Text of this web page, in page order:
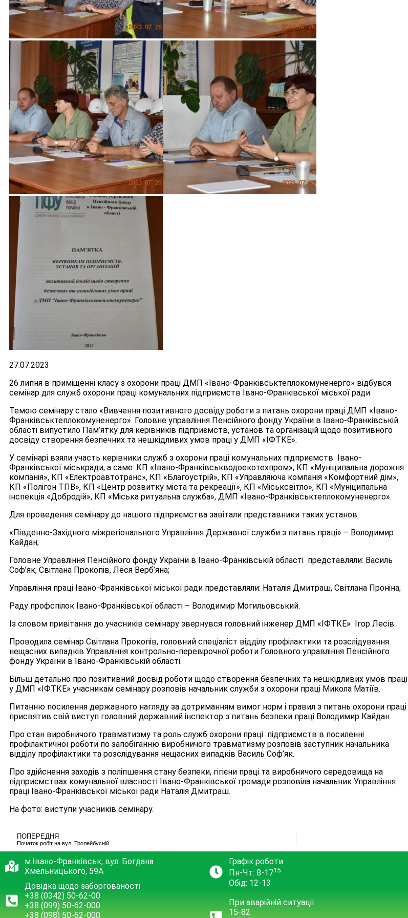
27.07.2023
26 липня в приміщенні класу з охорони праці ДМП «Івано-Франківськтеплокомуненерго» відбувся
семінар для служб охорони праці комунальних підприємств Івано-Франківської міської ради.
Темою семінару стало «Вивчення позитивного досвіду роботи з питань охорони праці ДМП «Івано-
Франківськтеплокомуненерго». Головне управління Пенсійного фонду України в Івано-Франківській
області випустило Пам’ятку для керівників підприємств, установ та організацій щодо позитивного
досвіду створення безпечних та нешкідливих умов праці у ДМП «ІФТКЕ».
У семінарі взяли участь керівники служб з охорони праці комунальних підприємств Івано-
Франківської міськради, а саме: КП «Івано-Франківськводоекотехпром», КП «Муніципальна дорожня
компанія», КП «Електроавтотранс», КП «Благоустрій», КП «Управляюча компанія «Комфортний дім»,
КП «Полігон ТПВ», КП «Центр розвитку міста та рекреації», КП «Міськсвітло», КП «Муніципальна
інспекція «Добродій», КП «Міська ритуальна служба», ДМП «Івано-Франківськтеплокомуненерго».
Для проведення семінару до нашого підприємства завітали представники таких установ:
«Південно-Західного міжрегіонального Управління Державної служби з питань праці» – Володимир
Кайдан;
Головне Управління Пенсійного фонду України в Івано-Франківській області представляли: Василь
Соф’як, Світлана Прокопів, Леся Верб’яна;
Управління праці Івано-Франківської міської ради представляли: Наталія Дмитраш, Світлана Проніна;
Раду профспілок Івано-Франківської області – Володимир Могильовський.
Із словом привітання до учасників семінару звернувся головний інженер ДМП «ІФТКЕ» Ігор Лесів.
Проводила семінар Світлана Прокопів, головний спеціаліст відділу профілактики та розслідування
нещасних випадків Управління контрольно-перевірочної роботи Головного управління Пенсійного
фонду України в Івано-Франківській області.
Більш детально про позитивний досвід роботи щодо створення безпечних та нешкідливих умов праці
у ДМП «ІФТКЕ» учасникам семінару розповів начальник служби з охорони праці Микола Матіїв.
Питанню посилення державного нагляду за дотриманням вимог норм і правил з питань охорони праці
присвятив свій виступ головний державний інспектор з питань безпеки праці Володимир Кайдан.
Про стан виробничого травматизму та роль служб охорони праці підприємств в посиленні
профілактичної роботи по запобіганню виробничого травматизму розповів заступник начальника
відділу профілактики та розслідування нещасних випадків Василь Соф’як.
Про здійснення заходів з поліпшення стану безпеки, гігієни праці та виробничого середовища на
підприємствах комунальної власності Івано-Франківської громади розповіла начальник Управління
праці Івано-Франківської міської ради Наталія Дмитраш.
На фото: виступи учасників семінару.
ПОПЕРЕДНЯ
Початок робіт на вул. Тролейбусній
м.Івано-Франківськ, вул. Богдана
Хмельницького, 59А
Довідка щодо заборгованості
+38 (0342) 50-62-00
+38 (099) 50-62-000
+38 (098) 50-62-000
Графік роботи
Пн-Чт: 8-1715
Обід: 12-13
При аварійній ситуації
15-82